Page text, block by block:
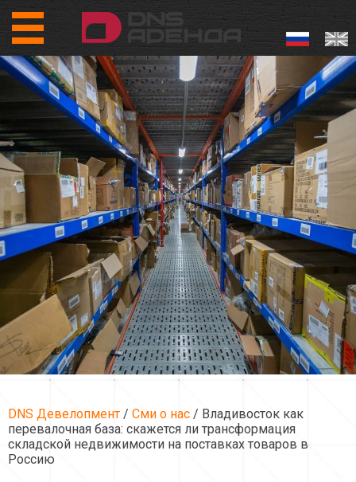
DNS Девелопмент / Сми о нас / Владивосток как
перевалочная база: скажется ли трансформация
складской недвижимости на поставках товаров в
Россию